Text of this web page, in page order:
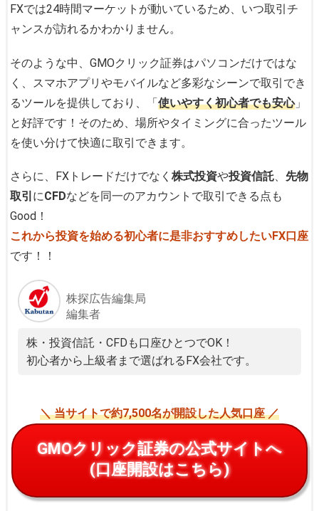
FXでは24時間マーケットが動いているため、いつ取引チ
ャンスが訪れるかわかりません。
そのような中、GMOクリック証券はパソコンだけではな
く、スマホアプリやモバイルなど多彩なシーンで取引でき
るツールを提供しており、「使いやすく初心者でも安心」
と好評です！そのため、場所やタイミングに合ったツール
を使い分けて快適に取引できます。
さらに、FXトレードだけでなく株式投資や投資信託
先物
取引 にCFDなどを同一のアカウントで取引できる点も
Good！
これから投資を始める初心者に是非おすすめしたいFX口座
です！！
株探広告編集局
編集者
株・投資信託・CFDも口座ひとつでOK！
初心者から上級者まで選ばれるFX会社です。
＼ 当サイトで約7,500名が開設した人気口座 ／
GMOクリック証券の公式サイトへ
(口座開設はこちら)